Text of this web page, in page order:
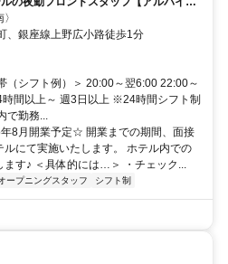
、銀座線上野広小路徒歩1分
（シフト例）＞ 20:00～翌6:00 22:00～
間以上～ 週3日以上 ※24時間シフト制
勤務...
8月開業予定☆ 開業までの期間、面接
にて実施いたします。 ホテル内での
す♪ ＜具体的には…＞ ・チェック...
ープニングスタッフ シフト制